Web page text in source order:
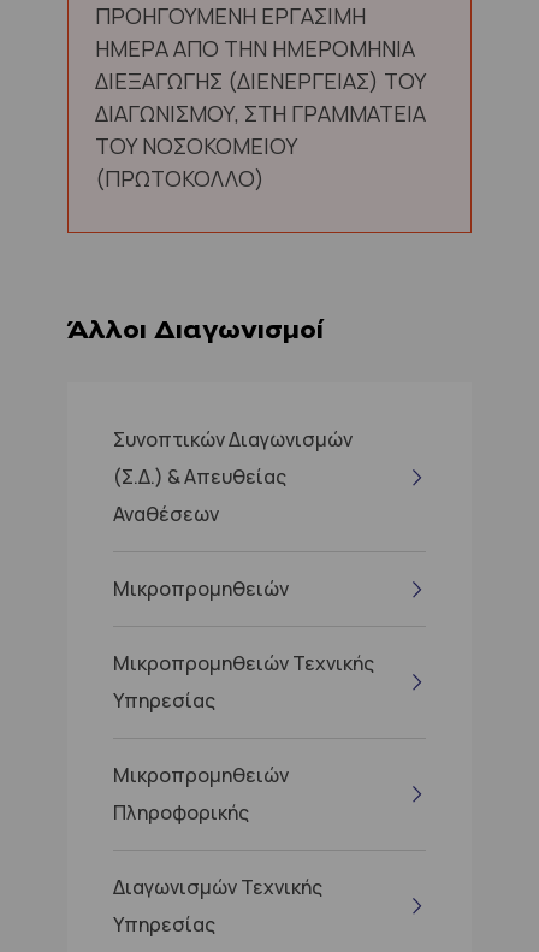
ΠΡΟΗΓΟΥΜΕΝΗ ΕΡΓΑΣΙΜΗ
ΗΜΕΡΑ ΑΠΟ ΤΗΝ ΗΜΕΡΟΜΗΝΙΑ
ΔΙΕΞΑΓΩΓΗΣ (ΔΙΕΝΕΡΓΕΙΑΣ) ΤΟΥ
ΔΙΑΓΩΝΙΣΜΟΥ, ΣΤΗ ΓΡΑΜΜΑΤΕΙΑ
ΤΟΥ ΝΟΣΟΚΟΜΕΙΟΥ
(ΠΡΩΤΟΚΟΛΛΟ)
Άλλοι Διαγωνισμοί
Συνοπτικών Διαγωνισμών
(Σ.Δ.) & Απευθείας
Αναθέσεων
Μικροπρομηθειών
Μικροπρομηθειών Τεχνικής
Υπηρεσίας
Μικροπρομηθειών
Πληροφορικής
Διαγωνισμών Τεχνικής
Υπηρεσίας